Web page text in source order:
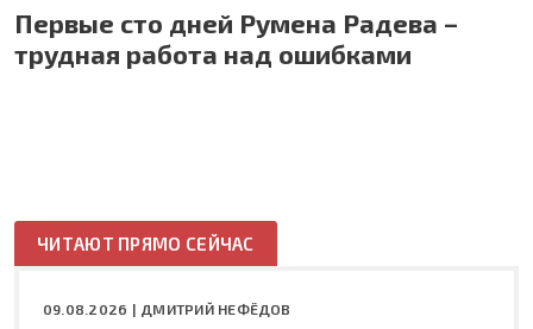
Первые сто дней Румена Радева –
трудная работа над ошибками
ЧИТАЮТ ПРЯМО СЕЙЧАС
09.08.2026 | ДМИТРИЙ НЕФЁДОВ